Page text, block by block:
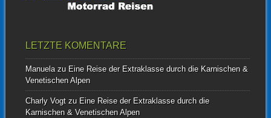
LETZTE KOMENTARE
Manuelazu Eine Reise der Extraklasse durch die Karnischen &
Venetischen Alpen
Charly Vogtzu Eine Reise der Extraklasse durch die
Karnischen & Venetischen Alpen